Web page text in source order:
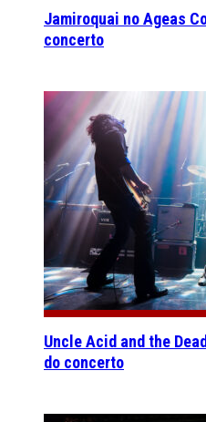
Jamiroquai no Ageas
concerto
Uncle Acid and the
do concerto